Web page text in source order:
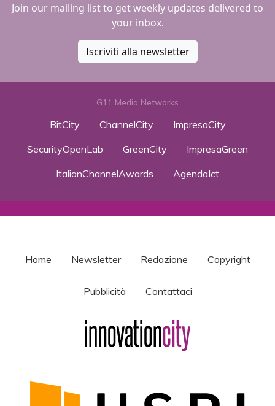
Join our mailing list to get weekly updates delivered to
your inbox.
Iscriviti alla newsletter
G11 Media Networks
BitCity ChannelCity
ImpresaCity
SecurityOpenLab
GreenCity
ImpresaGreen
ItalianChannelAwards
AgendaIct
Home Newsletter Redazione Copyright
Pubblicità Contattaci